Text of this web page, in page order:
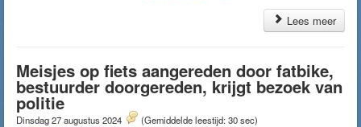
Lees meer
Meisjes op fiets aangereden door fatbike,
bestuurder doorgereden, krijgt bezoek van
politie
Dinsdag 27 augustus 2024 (Gemiddelde leestijd: 30 sec)